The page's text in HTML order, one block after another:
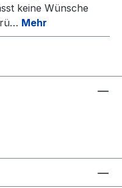
keine Wünsche
Mehr